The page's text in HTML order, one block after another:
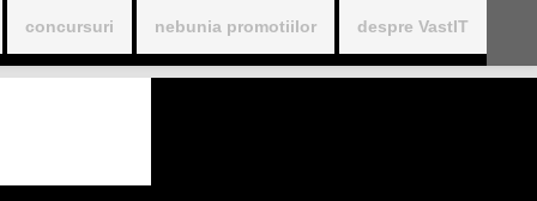
concursuri nebunia promotiilor despre VastIT